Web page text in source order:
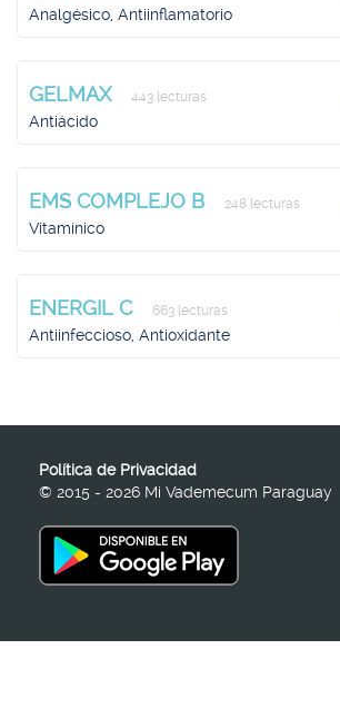
Analgésico, Antiinflamatorio
GELMAX 443 lecturas
Antiácido
EMS COMPLEJO B 248 lecturas
Vitamínico
ENERGIL C 663 lecturas
Antiinfeccioso, Antioxidante
Política de Privacidad
© 2015 - 2026 Mi Vademecum Paraguay